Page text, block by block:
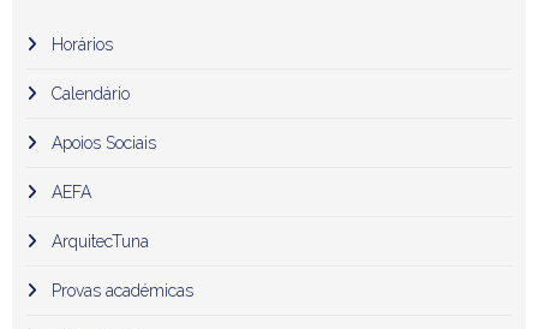
Horários
Calendário
Apoios Sociais
AEFA
ArquitecTuna
Provas académicas